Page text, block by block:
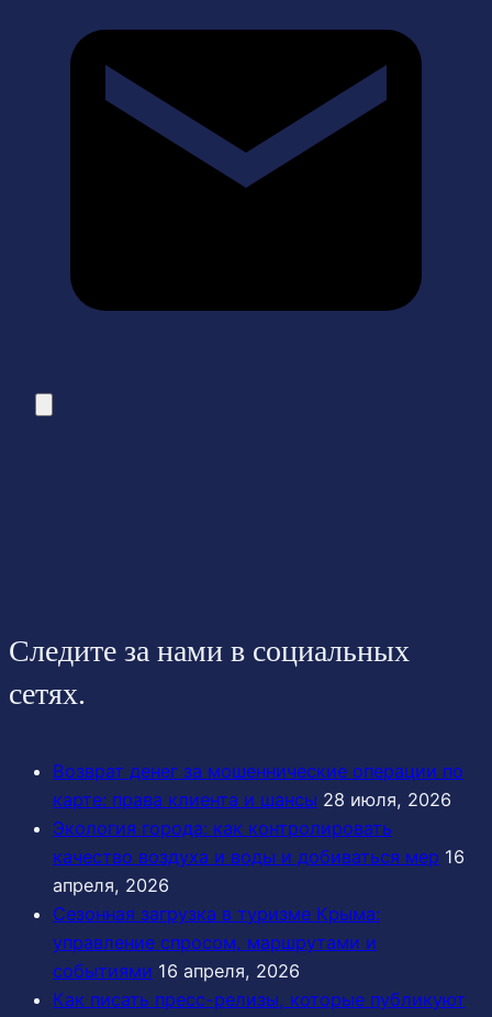
Следите за нами в социальных
сетях.
Возврат денег за мошеннические операции по
карте: права клиента и шансы 28 июля, 2026
Экология города: как контролировать
качество воздуха и воды и добиваться мер 16
апреля, 2026
Сезонная загрузка в туризме Крыма:
управление спросом, маршрутами и
событиями 16 апреля, 2026
Как писать пресс-релизы, которые публикуют